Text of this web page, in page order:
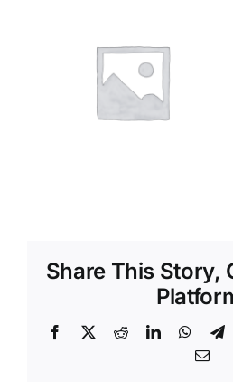
Tratamente
Iubim
Share This Story,
Facebook
X RedditLinkedIn